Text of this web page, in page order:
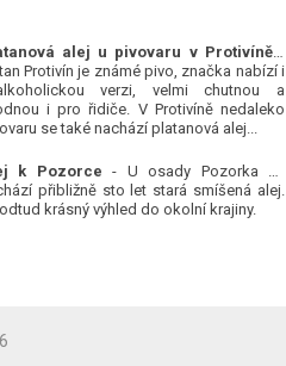
Platanová alej u pivovaru v Protivíně-
Protivín je známé pivo, značka nabízí i
verzi, velmi chutnou a
i pro řidiče. V Protivíně nedaleko
se také nachází platanová alej...
k Pozorce - U osady Pozorka se
přibližně sto let stará smíšená alej.
krásný výhled do okolní krajiny.